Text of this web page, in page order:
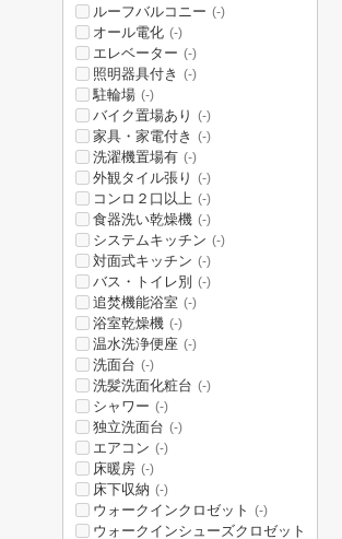
ルーフバルコニー (-)
オール電化 (-)
エレベーター (-)
照明器具付き (-)
駐輪場 (-)
バイク置場あり (-)
家具・家電付き (-)
洗濯機置場有 (-)
外観タイル張り (-)
コンロ２口以上 (-)
食器洗い乾燥機 (-)
システムキッチン (-)
対面式キッチン (-)
バス・トイレ別 (-)
追焚機能浴室 (-)
浴室乾燥機 (-)
温水洗浄便座 (-)
洗面台 (-)
洗髪洗面化粧台 (-)
シャワー (-)
独立洗面台 (-)
エアコン (-)
床暖房 (-)
床下収納 (-)
ウォークインクロゼット (-)
ウォークインシューズクロゼット